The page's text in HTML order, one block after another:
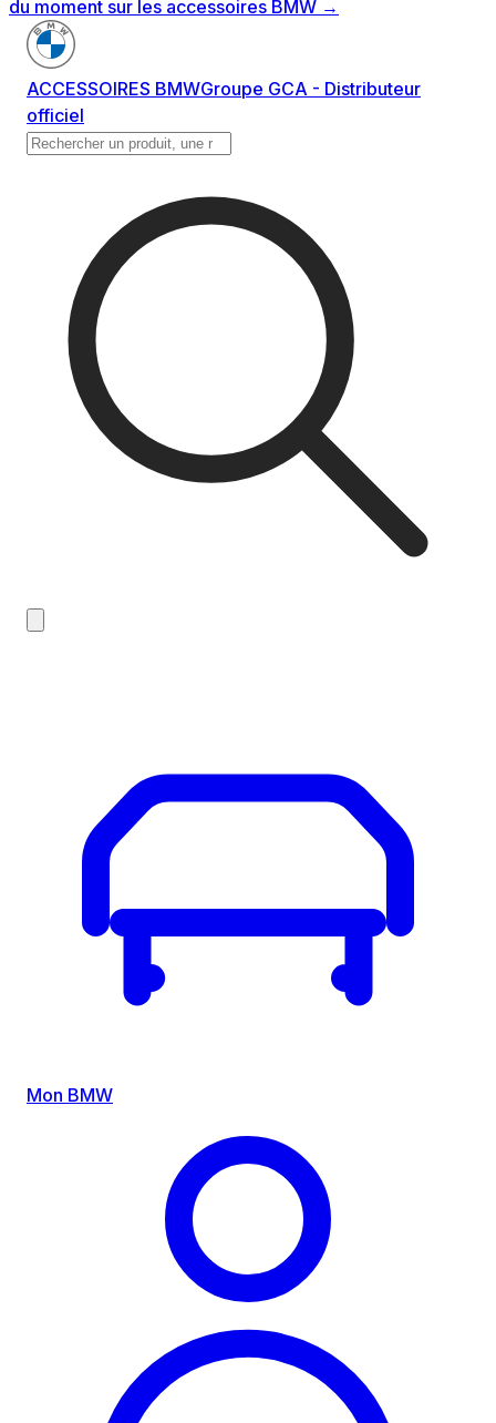
du moment sur les accessoires BMW →
ACCESSOIRES BMWGroupe GCA - Distributeur
officiel
Mon BMW